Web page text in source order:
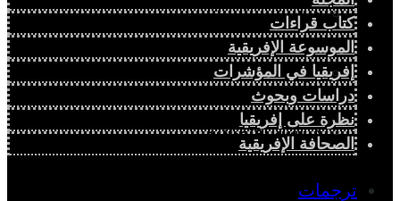
دراسة سياسية
دراسة اجتماعية
دراسة اقتصادية
ترجمات
كتاب قراءات
الموسوعة الإفريقية
إفريقيا في المؤشرات
دراسات وبحوث
نظرة على إفريقيا
الصحافة الإفريقية